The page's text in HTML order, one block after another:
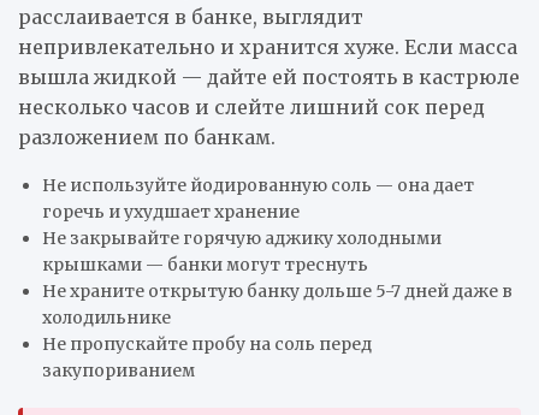
расслаивается в банке, выглядит
непривлекательно и хранится хуже. Если масса
вышла жидкой — дайте ей постоять в кастрюле
несколько часов и слейте лишний сок перед
разложением по банкам.
Не используйте йодированную соль — она дает
горечь и ухудшает хранение
Не закрывайте горячую аджику холодными
крышками — банки могут треснуть
Не храните открытую банку дольше 5-7 дней даже в
холодильнике
Не пропускайте пробу на соль перед
закупориванием